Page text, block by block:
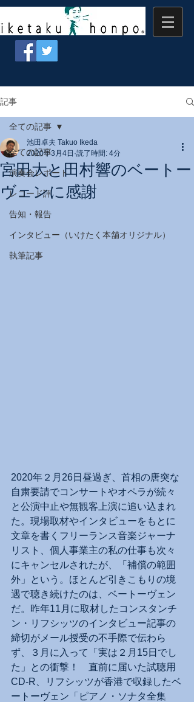
記事
全ての記事
演奏会レポート
レコード評
告知・報告
インタビュー（いけたく本舗オリジナル）
執筆記事
全ての記事
宮田大と田村響のベートー
ヴェンに感謝
池田卓夫 Takuo Ikeda
2020年3月4日 読了時間: 4分
2020年２月26日昼過ぎ、首相の唐突な
自粛要請でコンサートやオペラが続々
と公演中止や無観客上演に追い込まれ
た。現場取材やインタビューをもとに
文章を書くフリーランス音楽ジャーナ
リスト、個人事業主の私の仕事も次々
にキャンセルされたが、「補償の範囲
外」という。ほとんど引きこもりの境
遇で聴き続けたのは、ベートーヴェン
だ。昨年11月に取材したコンスタンチ
ン・リフシッツのインタビュー記事の
締切がメール授受の不手際で伝わら
ず、３月に入って「実は２月15日でし
た」との衝撃！　直前に届いた試聴用
CD-R、リフシッツが香港で収録したベ
ートーヴェン「ピアノ・ソナタ全集